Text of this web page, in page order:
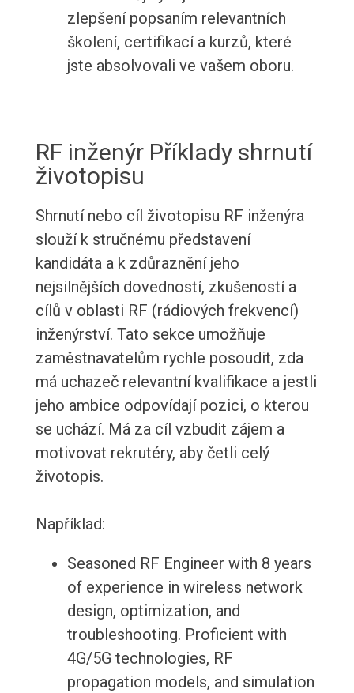
zlepšení popsaním relevantních
školení, certifikací a kurzů, které
jste absolvovali ve vašem oboru.
RF inženýr Příklady shrnutí
životopisu
Shrnutí nebo cíl životopisu RF inženýra
slouží k stručnému představení
kandidáta a k zdůraznění jeho
nejsilnějších dovedností, zkušeností a
cílů v oblasti RF (rádiových frekvencí)
inženýrství. Tato sekce umožňuje
zaměstnavatelům rychle posoudit, zda
má uchazeč relevantní kvalifikace a jestli
jeho ambice odpovídají pozici, o kterou
se uchází. Má za cíl vzbudit zájem a
motivovat rekrutéry, aby četli celý
životopis.
Například:
Seasoned RF Engineer with 8 years
of experience in wireless network
design, optimization, and
troubleshooting. Proficient with
4G/5G technologies, RF
propagation models, and simulation